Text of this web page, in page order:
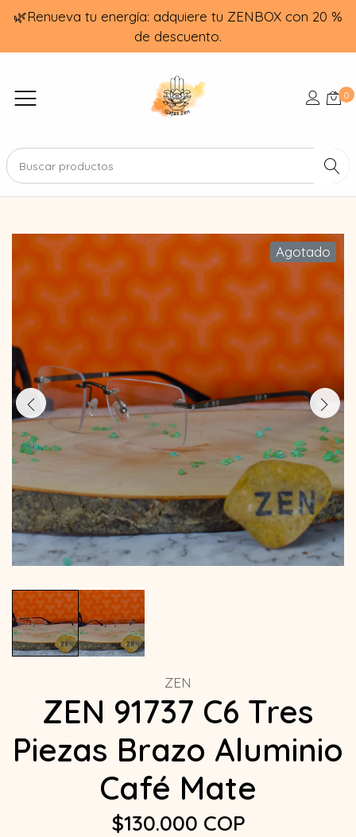
🌿Renueva tu energía: adquiere tu ZENBOX con 20 %
de descuento.
0
Agotado
ZEN
ZEN 91737 C6 Tres
Piezas Brazo Aluminio
Café Mate
$130.000 COP